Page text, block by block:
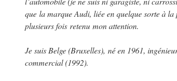
que la marque Audi, liée en quelque sorte à
plusieurs fois retenu mon attention.
Je suis Belge (Bruxelles), né en 1961,
commercial (1992).